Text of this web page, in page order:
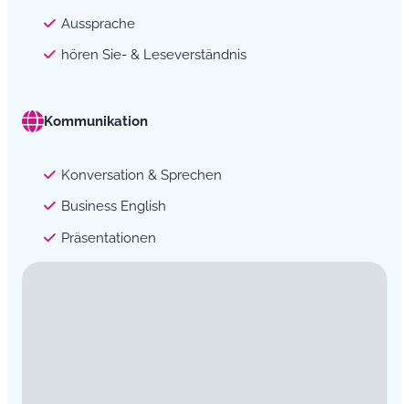
Aussprache
hören Sie- & Leseverständnis
Kommunikation
Konversation & Sprechen
Business English
Präsentationen